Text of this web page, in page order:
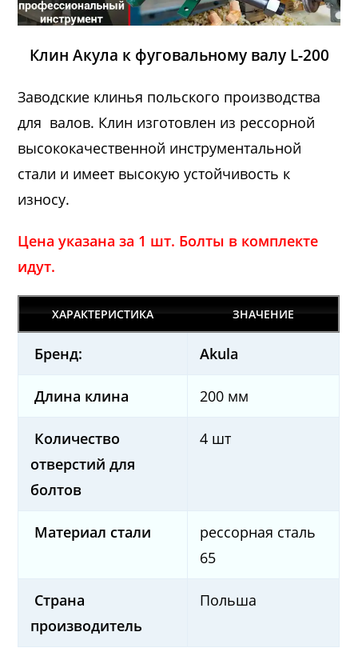
Клин Акула к фуговальному валу L-200
Заводские клинья польского производства
для валов. Клин изготовлен из рессорной
высококачественной инструментальной
стали и имеет высокую устойчивость к
износу.
Цена указана за 1 шт. Болты в комплекте
идут.
ХАРАКТЕРИСТИКА ЗНАЧЕНИЕ
Бренд: Akula
Длина клина 200 мм
Количество
отверстий для
болтов
4 шт
Материал стали
рессорная сталь
65
Страна
производитель
Польша